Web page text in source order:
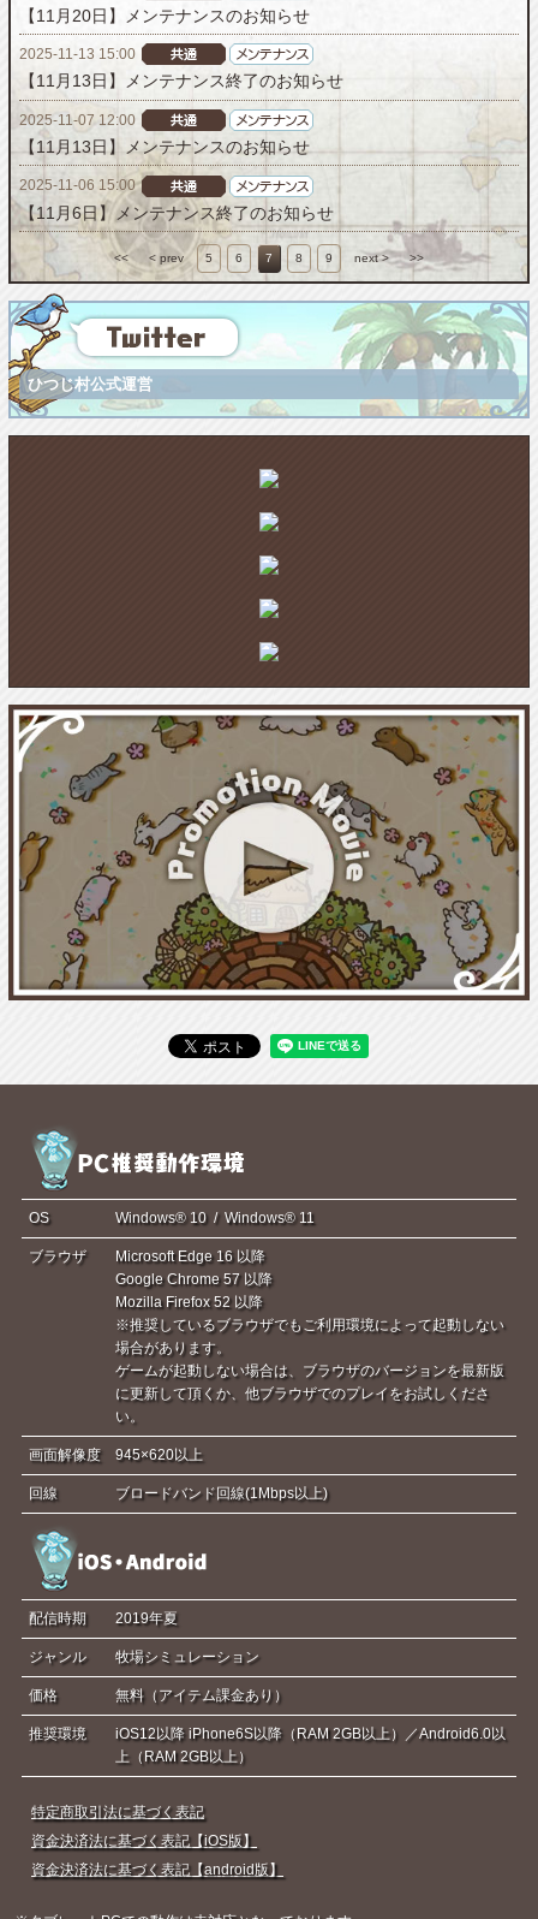
【11月20日】メンテナンスのお知らせ
2025-11-13 15:00
【11月13日】メンテナンス終了のお知らせ
2025-11-07 12:00
【11月13日】メンテナンスのお知らせ
2025-11-06 15:00
【11月6日】メンテナンス終了のお知らせ
<< < prev 5 6 7 8 9 next > >>
ひつじ村公式運営
OS Windows® 10 / Windows® 11
ブラウザ
Microsoft Edge 16 以降
Google Chrome 57 以降
Mozilla Firefox 52 以降
※推奨しているブラウザでもご利用環境によって起動しない
場合があります。
ゲームが起動しない場合は、ブラウザのバージョンを最新版
に更新して頂くか、他ブラウザでのプレイをお試しくださ
い。
画面解像度 945×620以上
回線 ブロードバンド回線(1Mbps以上)
配信時期 2019年夏
ジャンル 牧場シミュレーション
価格 無料（アイテム課金あり）
推奨環境
iOS12以降 iPhone6S以降（RAM 2GB以上）／Android6.0以
上（RAM 2GB以上）
特定商取引法に基づく表記
資金決済法に基づく表記【iOS版】
資金決済法に基づく表記【android版】